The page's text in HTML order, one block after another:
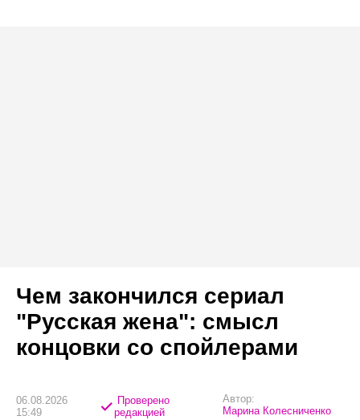
Чем закончился сериал
"Русская жена": смысл
концовки со спойлерами
06.08.2026
15:49
Проверено
редакцией
Автор:
Марина Колесниченко